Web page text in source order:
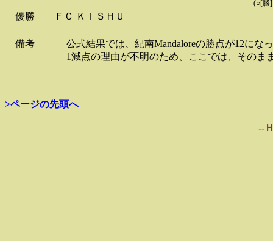
(○[勝
優勝 ＦＣ ＫＩＳＨＵ
備考
公式結果では、紀南Mandaloreの勝点が12にな
1減点の理由が不明のため、ここでは、そのま
>ページの先頭へ
--